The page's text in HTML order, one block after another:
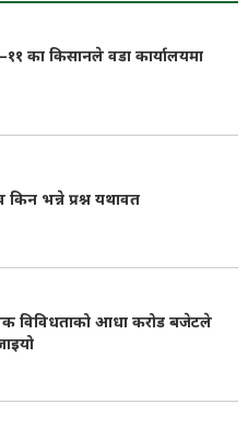
का किसानले वडा कार्यालयमा
भन्ने प्रश्न यथावत
विविधताको आधा करोड बजेटले